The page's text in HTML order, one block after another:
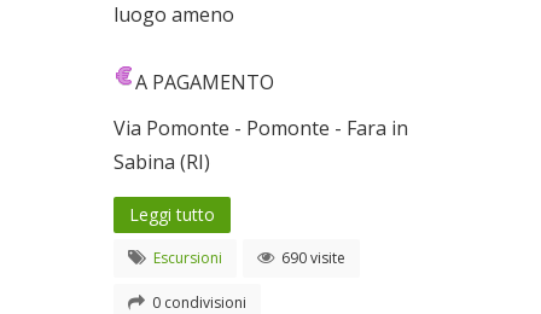
luogo ameno
A PAGAMENTO
Via Pomonte - Pomonte - Fara in
Sabina (RI)
Leggi tutto
Escursioni 690 visite
0 condivisioni